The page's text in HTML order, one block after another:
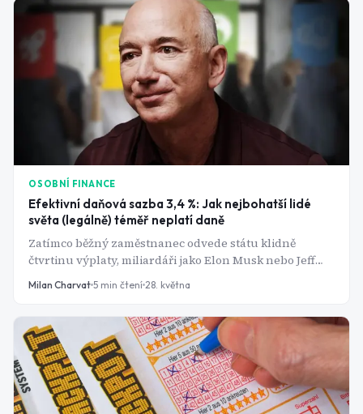
jejich hlavě se odehrává něco, co je vždy přesvědčí, aby
počkali.
OSOBNÍ FINANCE
Efektivní daňová sazba 3,4 %: Jak nejbohatší lidé
světa (legálně) téměř neplatí daně
Zatímco běžný zaměstnanec odvede státu klidně
čtvrtinu výplaty, miliardáři jako Elon Musk nebo Jeff
Bezos platí daně v řádu jednotek procent. A vše je
Milan Charvat 5 min čtení 28. května